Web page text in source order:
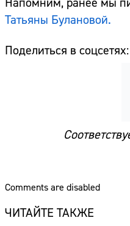
Татьяны Булановой.
Поделиться в соцсетях:
Comments are disabled
ЧИТАЙТЕ ТАКЖЕ